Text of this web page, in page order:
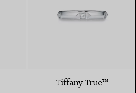
Tiffany True™